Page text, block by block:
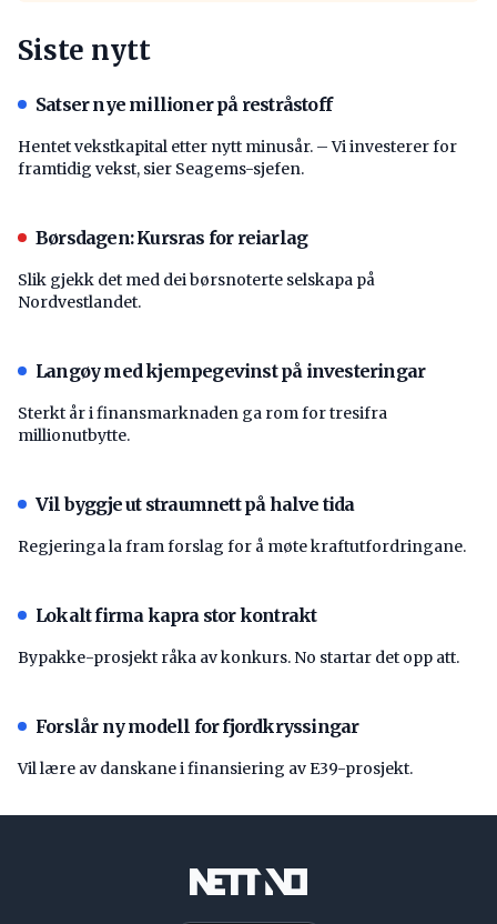
Siste nytt
Satser nye millioner på restråstoff
Hentet vekstkapital etter nytt minusår. – Vi investerer for
framtidig vekst, sier Seagems-sjefen.
Børsdagen: Kursras for reiarlag
Slik gjekk det med dei børsnoterte selskapa på
Nordvestlandet.
Langøy med kjempegevinst på investeringar
Sterkt år i finansmarknaden ga rom for tresifra
millionutbytte.
Vil byggje ut straumnett på halve tida
Regjeringa la fram forslag for å møte kraftutfordringane.
Lokalt firma kapra stor kontrakt
Bypakke-prosjekt råka av konkurs. No startar det opp att.
Forslår ny modell for fjordkryssingar
Vil lære av danskane i finansiering av E39-prosjekt.